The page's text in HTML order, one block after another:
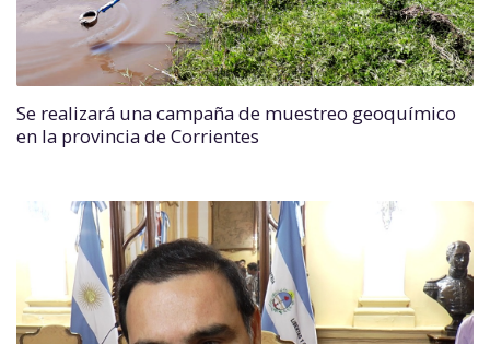
Se realizará una campaña de muestreo geoquímico
en la provincia de Corrientes